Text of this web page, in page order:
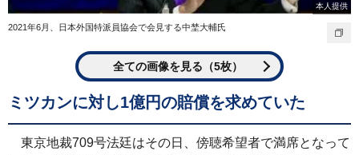
本人提供
2021年6月、日本外国特派員協会で会見する中埜大輔氏
全ての画像を見る（5枚）
ミツカンに対し1億円の賠償を求めていた
東京地裁709号法廷はその日、傍聴希望者で満席となって